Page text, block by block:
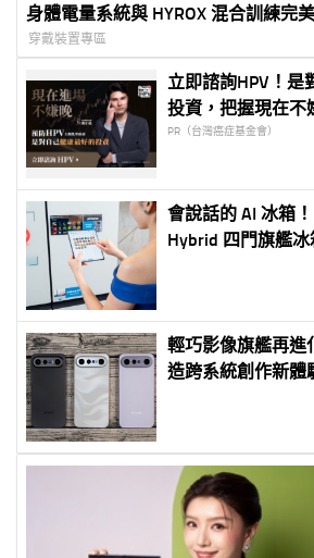
身體電量系統與 HYROX 混合訓練完
穿戴裝置專區
立即諮詢HPV！是
投資，把握現在不
PR（台灣癌症基金會）
會說話的 AI 冰箱
Hybrid 四門旗艦冰
食材偵測、 AI
全面升級保鮮與節
輕巧影像旗艦再進
造跨系統創作新